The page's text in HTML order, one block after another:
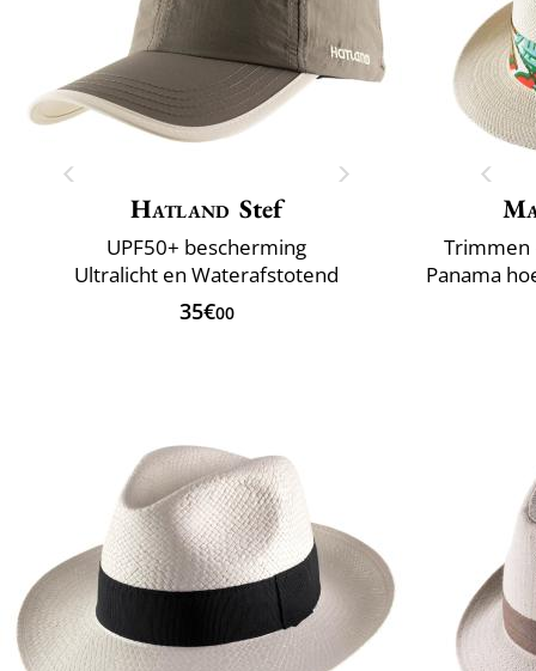
Hatland Stef
UPF50+ bescherming
Ultralicht en Waterafstotend
35€00
Trimmen